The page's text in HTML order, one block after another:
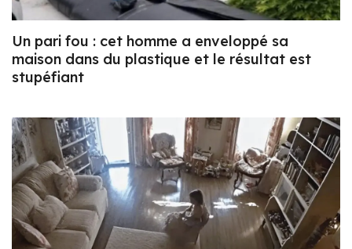
Un pari fou : cet homme a enveloppé sa
maison dans du plastique et le résultat est
stupéfiant